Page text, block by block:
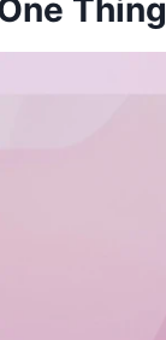
Thing